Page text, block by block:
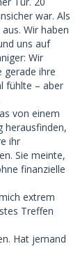
war. Als
Wir haben
uns auf
Wir
gerade ihre
fühlte – aber
von einem
herausfinden,
ihr
Sie meinte,
finanzielle
extrem
Treffen
Hat jemand